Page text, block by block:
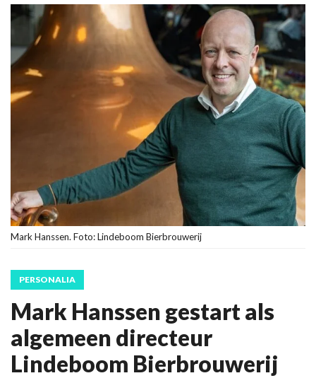
Mark Hanssen. Foto: Lindeboom Bierbrouwerij
PERSONALIA
Mark Hanssen gestart als
algemeen directeur
Lindeboom Bierbrouwerij